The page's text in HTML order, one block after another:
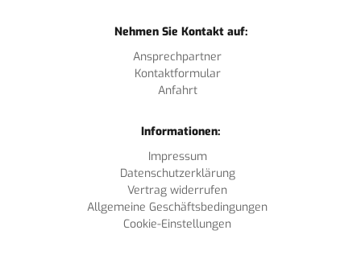
Nehmen Sie Kontakt auf:
Ansprechpartner
Kontaktformular
Anfahrt
Informationen:
Impressum
Datenschutzerklärung
Vertrag widerrufen
Allgemeine Geschäftsbedingungen
Cookie-Einstellungen